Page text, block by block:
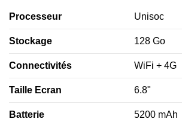
Processeur Unisoc
Stockage 128 Go
Connectivités WiFi + 4G
Taille Ecran 6.8"
Batterie 5200 mAh